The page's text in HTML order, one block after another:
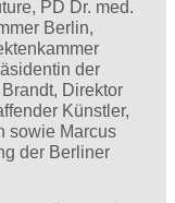
PD Dr. med.
Berlin,
der
Direktor
Künstler,
sowie Marcus
der Berliner